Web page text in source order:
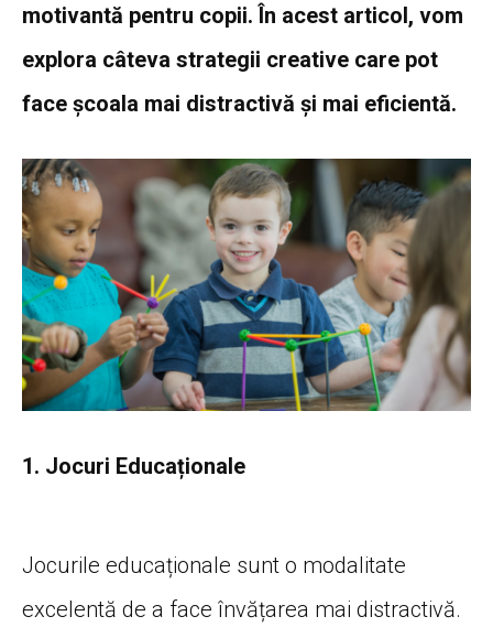
motivantă pentru copii. În acest articol, vom
explora câteva strategii creative care pot
face școala mai distractivă și mai eficientă.
1. Jocuri Educaționale
Jocurile educaționale sunt o modalitate
excelentă de a face învățarea mai distractivă.